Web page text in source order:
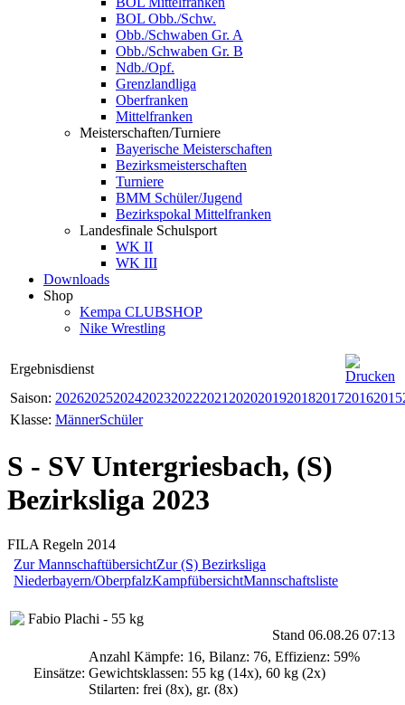
BOL Obb./Schw.
Obb./Schwaben Gr. A
Obb./Schwaben Gr. B
Ndb./Opf.
Grenzlandliga
Oberfranken
Mittelfranken
Meisterschaften/Turniere
Bayerische Meisterschaften
Bezirksmeisterschaften
Turniere
BMM Schüler/Jugend
Bezirkspokal Mittelfranken
Landesfinale Schulsport
WK II
WK III
Downloads
Shop
Kempa CLUBSHOP
Nike Wrestling
Ergebnisdienst
Saison: 202620252024202320222021 202020192018201720162015
Klasse: MännerSchüler
S - SV Untergriesbach, (S)
Bezirksliga 2023
FILA Regeln 2014
Zur MannschaftübersichtZur (S) Bezirksliga
Niederbayern/OberpfalzKampfübersichtMannschaftsliste
Fabio Plachi - 55 kg
Stand 06.08.26 07:13
Einsätze:
Anzahl Kämpfe: 16, Bilanz: 76, Effizienz: 59%
Gewichtsklassen: 55 kg (14x), 60 kg (2x)
Stilarten: frei (8x), gr. (8x)